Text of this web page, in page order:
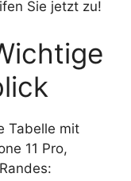
Sie jetzt zu!
Tabelle mit
11 Pro,